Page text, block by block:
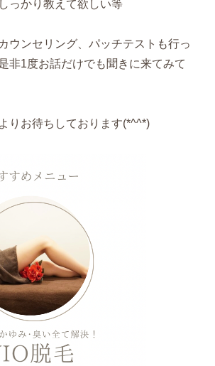
っかり教えて欲しい等
ウンセリング、パッチテストも行っ
非1度お話だけでも聞きに来てみて
りお待ちしております(*^^*)